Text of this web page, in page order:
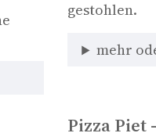
gestohlen.
mehr
Pizza Piet